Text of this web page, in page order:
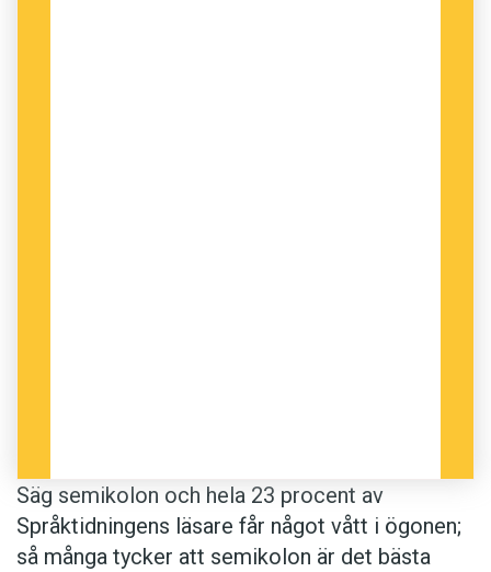
Säg semikolon och hela 23 procent av
Språktidningens läsare får något vått i ögonen;
så många tycker att semikolon är det bästa